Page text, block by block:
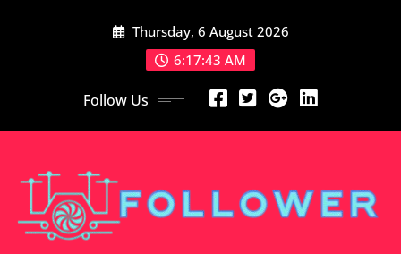
Thursday, 6 August 2026
6:17:44 AM
Follow Us